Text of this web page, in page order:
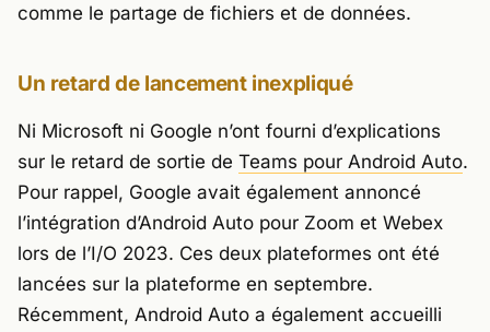
comme le partage de fichiers et de données.
Un retard de lancement inexpliqué
Ni Microsoft ni Google n’ont fourni d’explications
sur le retard de sortie de Teams pour Android Auto.
Pour rappel, Google avait également annoncé
l’intégration d’Android Auto pour Zoom et Webex
lors de l’I/O 2023. Ces deux plateformes ont été
lancées sur la plateforme en septembre.
Récemment, Android Auto a également accueilli